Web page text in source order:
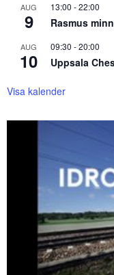
AUG
9
13:00 -22:00
Rasmus
AUG
10
09:30 -20:00
Uppsala
Visa kalender